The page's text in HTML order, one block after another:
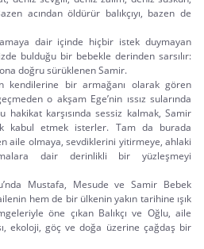
acından öldürür balıkçıyı, bazen de
dair içinde hiçbir istek duymayan
bulduğu bir bebekle derinden sarsılır:
doğru sürüklenen Samir.
kendilerine bir armağanı olarak gören
o akşam Ege’nin ıssız sularında
karşısında sessiz kalmak, Samir
kabul etmek isterler. Tam da burada
aile olmaya, sevdiklerini yitirmeye, ahlaki
dair derinlikli bir yüzleşmeyi
Mustafa, Mesude ve Samir Bebek
hem de bir ülkenin yakın tarihine ışık
öne çıkan Balıkçı ve Oğlu, aile
ekoloji, göç ve doğa üzerine çağdaş bir